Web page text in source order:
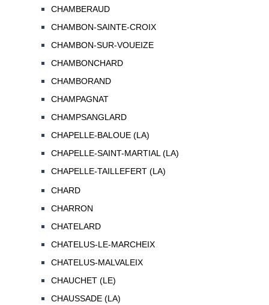
CHAMBERAUD
CHAMBON-SAINTE-CROIX
CHAMBON-SUR-VOUEIZE
CHAMBONCHARD
CHAMBORAND
CHAMPAGNAT
CHAMPSANGLARD
CHAPELLE-BALOUE (LA)
CHAPELLE-SAINT-MARTIAL (LA)
CHAPELLE-TAILLEFERT (LA)
CHARD
CHARRON
CHATELARD
CHATELUS-LE-MARCHEIX
CHATELUS-MALVALEIX
CHAUCHET (LE)
CHAUSSADE (LA)